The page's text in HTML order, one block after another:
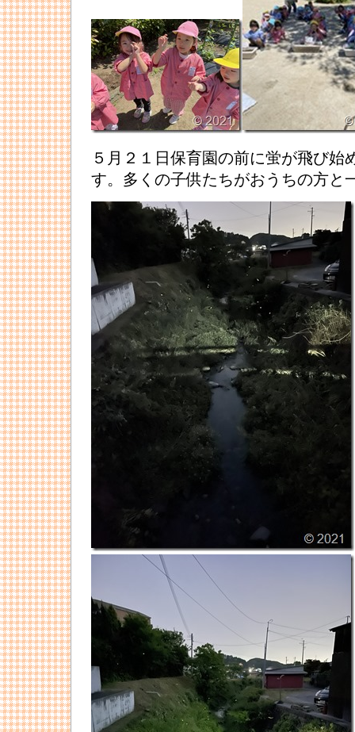
５月２１日保育園の前に蛍が飛び始
す。多くの子供たちがおうちの方と